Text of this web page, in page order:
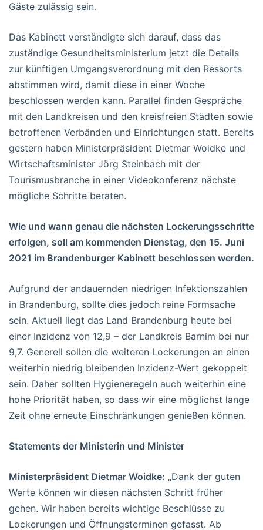
Gäste zulässig sein.
Das Kabinett verständigte sich darauf, dass das
zuständige Gesundheitsministerium jetzt die Details
zur künftigen Umgangsverordnung mit den Ressorts
abstimmen wird, damit diese in einer Woche
beschlossen werden kann. Parallel finden Gespräche
mit den Landkreisen und den kreisfreien Städten sowie
betroffenen Verbänden und Einrichtungen statt. Bereits
gestern haben Ministerpräsident Dietmar Woidke und
Wirtschaftsminister Jörg Steinbach mit der
Tourismusbranche in einer Videokonferenz nächste
mögliche Schritte beraten.
Wie und wann genau die nächsten Lockerungsschritte
erfolgen, soll am kommenden Dienstag, den 15. Juni
2021 im Brandenburger Kabinett beschlossen werden.
Aufgrund der andauernden niedrigen Infektionszahlen
in Brandenburg, sollte dies jedoch reine Formsache
sein. Aktuell liegt das Land Brandenburg heute bei
einer Inzidenz von 12,9 – der Landkreis Barnim bei nur
9,7. Generell sollen die weiteren Lockerungen an einen
weiterhin niedrig bleibenden Inzidenz-Wert gekoppelt
sein. Daher sollten Hygieneregeln auch weiterhin eine
hohe Priorität haben, so dass wir eine möglichst lange
Zeit ohne erneute Einschränkungen genießen können.
Statements der Ministerin und Minister
Ministerpräsident Dietmar Woidke: „Dank der guten
Werte können wir diesen nächsten Schritt früher
gehen. Wir haben bereits wichtige Beschlüsse zu
Lockerungen und Öffnungsterminen gefasst. Ab